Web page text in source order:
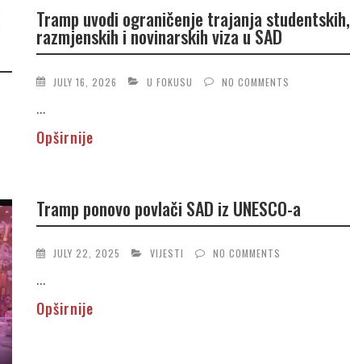
Tramp uvodi ograničenje trajanja studentskih,
razmjenskih i novinarskih viza u SAD
JULY 16, 2026 U FOKUSU NO COMMENTS
...
Opširnije
Tramp ponovo povlači SAD iz UNESCO-a
JULY 22, 2025 VIJESTI NO COMMENTS
...
Opširnije